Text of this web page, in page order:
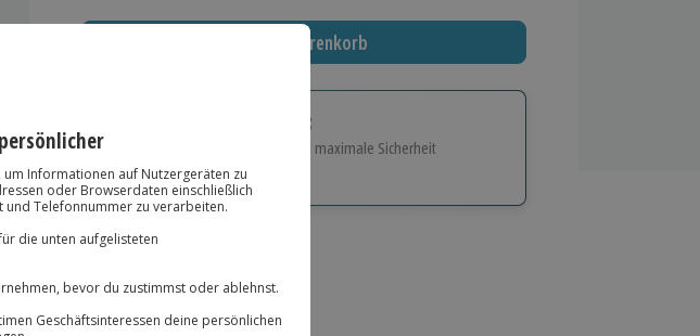
In den Warenkorb
Immer das richtige Geschenk:
Große Auswahl, volle Flexibilität und maximale Sicherheit
Große Auswahl
Volle Flexibilität
Maximale Sicherheit
10 Jahre gültig & verlängerbar.